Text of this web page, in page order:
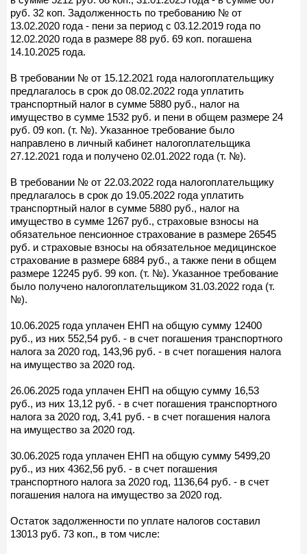
руб. 32 коп. Задолженность по требованию № от
13.02.2020 года - пени за период с 03.12.2019 года по
12.02.2020 года в размере 88 руб. 69 коп. погашена
14.10.2025 года.
В требовании № от 15.12.2021 года налогоплательщику
предлагалось в срок до 08.02.2022 года уплатить
транспортный налог в сумме 5880 руб., налог на
имущество в сумме 1532 руб. и пени в общем размере 24
руб. 09 коп. (т. №). Указанное требование было
направлено в личный кабинет налогоплательщика
27.12.2021 года и получено 02.01.2022 года (т. №).
В требовании № от 22.03.2022 года налогоплательщику
предлагалось в срок до 19.05.2022 года уплатить
транспортный налог в сумме 5880 руб., налог на
имущество в сумме 1267 руб., страховые взносы на
обязательное пенсионное страхование в размере 26545
руб. и страховые взносы на обязательное медицинское
страхование в размере 6884 руб., а также пени в общем
размере 12245 руб. 99 коп. (т. №). Указанное требование
было получено налогоплательщиком 31.03.2022 года (т.
№).
10.06.2025 года уплачен ЕНП на общую сумму 12400
руб., из них 552,54 руб. - в счет погашения транспортного
налога за 2020 год, 143,96 руб. - в счет погашения налога
на имущество за 2020 год.
26.06.2025 года уплачен ЕНП на общую сумму 16,53
руб., из них 13,12 руб. - в счет погашения транспортного
налога за 2020 год, 3,41 руб. - в счет погашения налога
на имущество за 2020 год.
30.06.2025 года уплачен ЕНП на общую сумму 5499,20
руб., из них 4362,56 руб. - в счет погашения
транспортного налога за 2020 год, 1136,64 руб. - в счет
погашения налога на имущество за 2020 год.
Остаток задолженности по уплате налогов составил
13013 руб. 73 коп., в том числе: